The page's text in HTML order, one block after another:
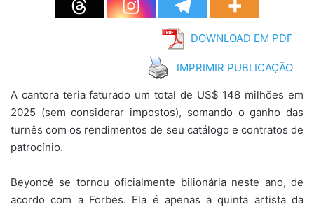
DOWNLOAD EM PDF
IMPRIMIR PUBLICAÇÃO
A cantora teria faturado um total de US$ 148 milhões em
2025 (sem considerar impostos), somando o ganho das
turnês com os rendimentos de seu catálogo e contratos de
patrocínio.
Beyoncé se tornou oficialmente bilionária neste ano, de
acordo com a Forbes. Ela é apenas a quinta artista da